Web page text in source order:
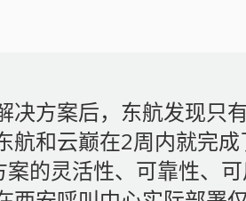
决方案后，东航发现只
航和云巅在2周内就完
的灵活性、可靠性、